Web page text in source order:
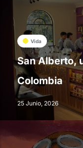
Vida
San Alberto,
Colombia
25 Junio, 2026